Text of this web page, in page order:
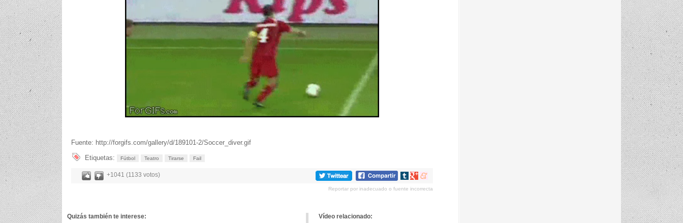
Fuente: http://forgifs.com/gallery/d/189101-2/Soccer_diver.gif
Etiquetas:
Fútbol Teatro Tirarse Fail
+1041 (1133 votos)
Compartir
tumblr
Compartir
Google+
Compartir
meneame
Reportar por inadecuado o fuente incorrecta
Quizás también te interese: Vídeo relacionado: